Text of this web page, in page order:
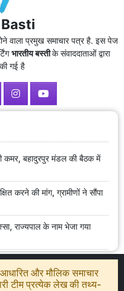
वाला प्रमुख समाचार पत्र है. इस पेज
भारतीय बस्तीके संवाददाताओं द्वारा
गई है
कमर, बहादुरपुर मंडल की बैठक में
करने की मांग, ग्रामीणों ने सौंपा
राज्यपाल के नाम भेजा गया
और मौलिक समाचार
टीम प्रत्येक लेख की तथ्य-